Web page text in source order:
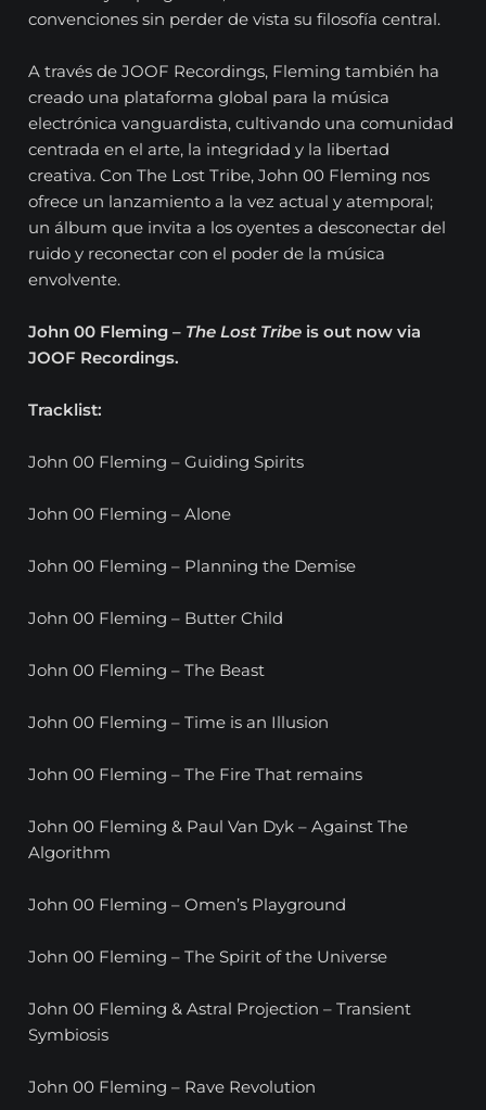
convenciones sin perder de vista su filosofía central.
A través de JOOF Recordings, Fleming también ha
creado una plataforma global para la música
electrónica vanguardista, cultivando una comunidad
centrada en el arte, la integridad y la libertad
creativa. Con The Lost Tribe, John 00 Fleming nos
ofrece un lanzamiento a la vez actual y atemporal;
un álbum que invita a los oyentes a desconectar del
ruido y reconectar con el poder de la música
envolvente.
John 00 Fleming – The Lost Tribe is out now via
JOOF Recordings.
Tracklist:
John 00 Fleming – Guiding Spirits
John 00 Fleming – Alone
John 00 Fleming – Planning the Demise
John 00 Fleming – Butter Child
John 00 Fleming – The Beast
John 00 Fleming – Time is an Illusion
John 00 Fleming – The Fire That remains
John 00 Fleming & Paul Van Dyk – Against The
Algorithm
John 00 Fleming – Omen’s Playground
John 00 Fleming – The Spirit of the Universe
John 00 Fleming & Astral Projection – Transient
Symbiosis
John 00 Fleming – Rave Revolution